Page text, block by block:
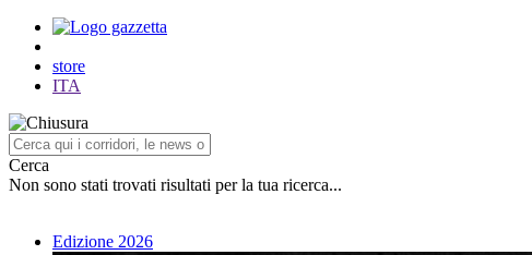
store
ITA
Cerca
Non sono stati trovati risultati per la tua ricerca...
Edizione 2026